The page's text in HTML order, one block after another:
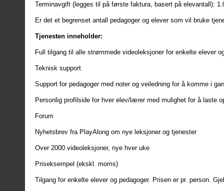
Terminavgift (legges til på første faktura, basert på elevantall):
Er det et begrenset antall pedagoger og elever som vil bruke
Tjenesten inneholder:
Full tilgang til alle strømmede videoleksjoner for enkelte elever
Teknisk support
Support for pedagoger med noter og veiledning for å komme i
Personlig profilside for hver elev/lærer med mulighet for å laste
Forum
Nyhetsbrev fra PlayAlong om nye leksjoner og tjenester
Over 2000 videoleksjoner, nye hver uke
Priseksempel (ekskl. moms)
Tilgang for enkelte elever og pedagoger. Prisen er pr. person.